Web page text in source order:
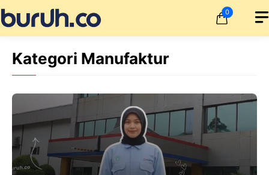
Langsung
ke
isi
0
Kategori Manufaktur